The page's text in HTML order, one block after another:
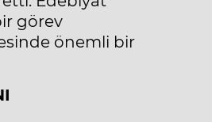
görev
önemli bir